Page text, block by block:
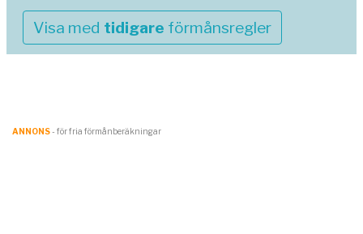
Visa med tidigare förmånsregler
ANNONS- för fria förmånberäkningar